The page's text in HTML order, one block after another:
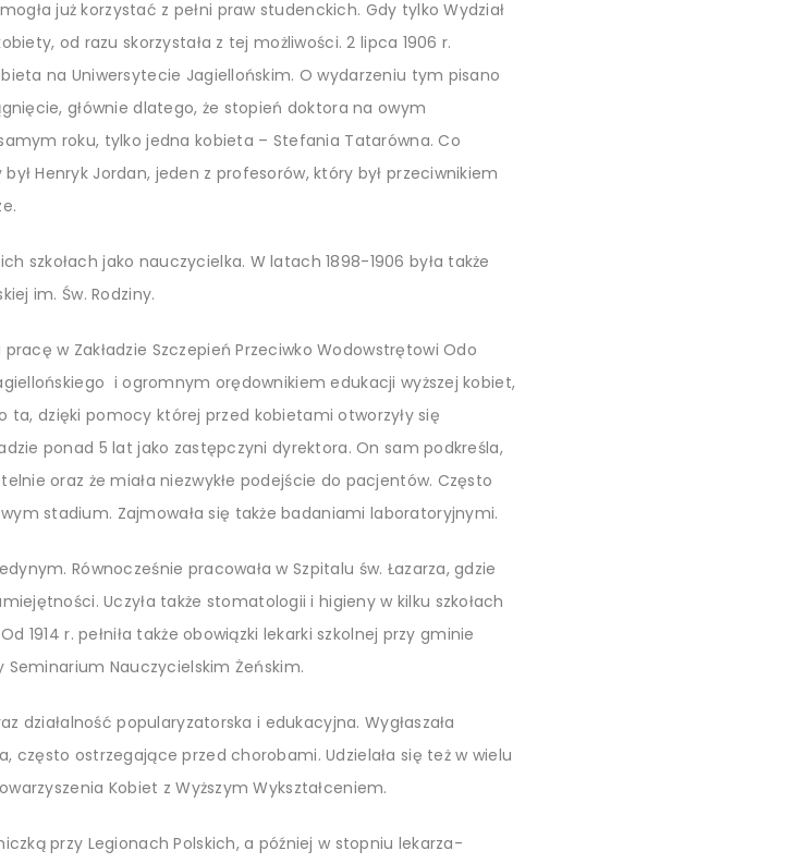
już korzystać z pełni praw studenckich. Gdy tylko Wydział
od razu skorzystała z tej możliwości. 2 lipca 1906 r.
na Uniwersytecie Jagiellońskim. O wydarzeniu tym pisano
głównie dlatego, że stopień doktora na owym
roku, tylko jedna kobieta – Stefania Tatarówna. Co
Henryk Jordan, jeden z profesorów, który był przeciwnikiem
szkołach jako nauczycielka. W latach 1898-1906 była także
im. Św. Rodziny.
w Zakładzie Szczepień Przeciwko Wodowstrętowi Odo
i ogromnym orędownikiem edukacji wyższej kobiet,
ta, dzięki pomocy której przed kobietami otworzyły się
ponad 5 lat jako zastępczyni dyrektora. On sam podkreśla,
oraz że miała niezwykłe podejście do pacjentów. Często
stadium. Zajmowała się także badaniami laboratoryjnymi.
Równocześnie pracowała w Szpitalu św. Łazarza, gdzie
Uczyła także stomatologii i higieny w kilku szkołach
Od 1914 r. pełniła także obowiązki lekarki szkolnej przy gminie
Seminarium Nauczycielskim Żeńskim.
działalność popularyzatorska i edukacyjna. Wygłaszała
często ostrzegające przed chorobami.Udzielała się też w wielu
Kobiet z Wyższym Wykształceniem.
przy Legionach Polskich, a później w stopniu lekarza-